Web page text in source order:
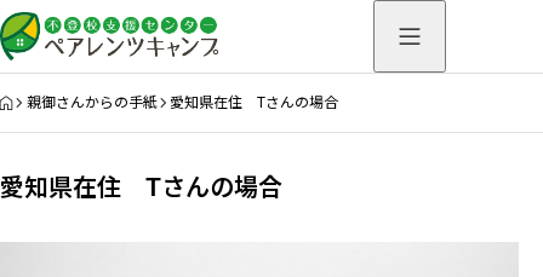
HOME
親御さんからの手紙 愛知県在住 Tさんの場合
愛知県在住 Tさんの場合